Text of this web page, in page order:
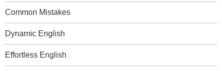
Common Mistakes
Dynamic English
Effortless English